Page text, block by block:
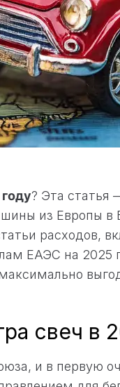
? Эта статья
из Европы в
расходов,
ЕАЭС на 2025
свеч в
и в первую